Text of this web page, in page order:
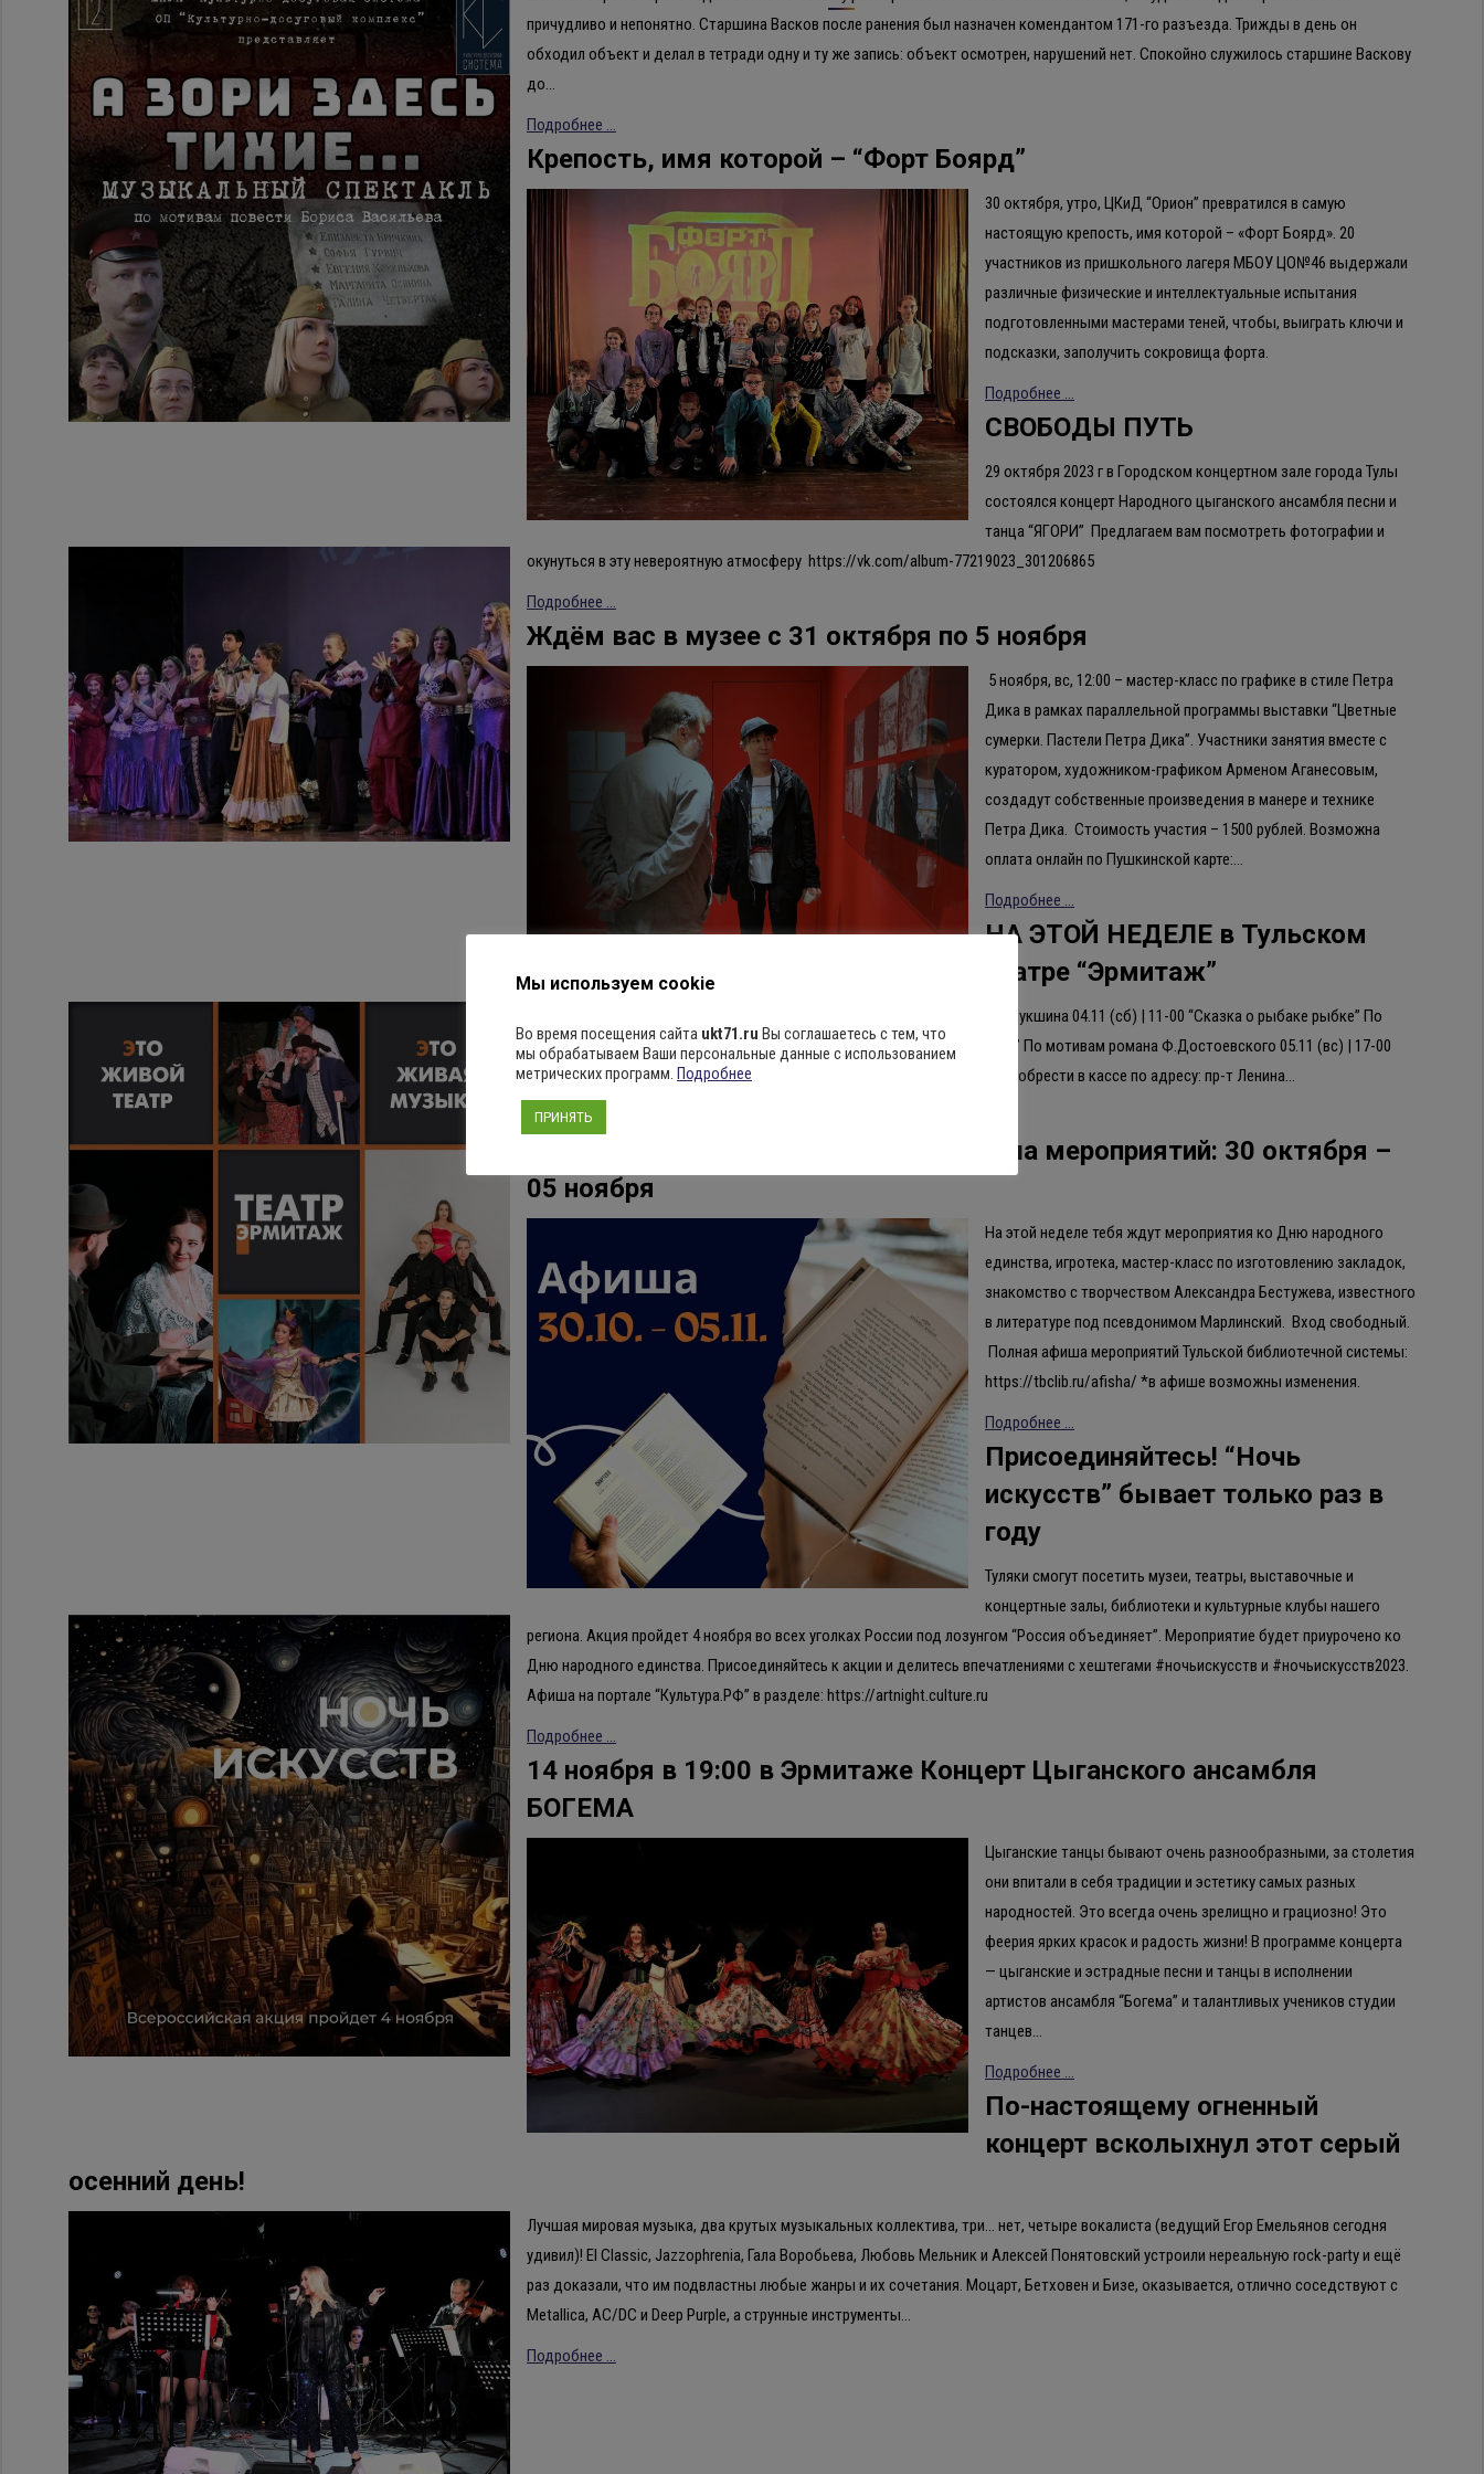
причудливо и непонятно. Старшина Васков после ранения был назначен комендантом 171-го разъезда. Трижды в день он
обходил объект и делал в тетради одну и ту же запись: объект осмотрен, нарушений нет. Спокойно служилось старшине Васкову
до…
Подробнее ...
Крепость, имя которой – “Форт Боярд”
30 октября, утро, ЦКиД “Орион” превратился в самую
настоящую крепость, имя которой – «Форт Боярд». 20
участников из пришкольного лагеря МБОУ ЦО№46 выдержали
различные физические и интеллектуальные испытания
подготовленными мастерами теней, чтобы, выиграть ключи и
подсказки, заполучить сокровища форта.
Подробнее ...
СВОБОДЫ ПУТЬ
29 октября 2023 г в Городском концертном зале города Тулы
состоялся концерт Народного цыганского ансамбля песни и
танца “ЯГОРИ” Предлагаем вам посмотреть фотографии и
окунуться в эту невероятную атмосферу https://vk.com/album-77219023_301206865
Подробнее ...
Ждём вас в музее с 31 октября по 5 ноября
5 ноября, вс, 12:00 – мастер-класс по графике в стиле Петра
Дика в рамках параллельной программы выставки “Цветные
сумерки. Пастели Петра Дика”. Участники занятия вместе с
куратором, художником-графиком Арменом Аганесовым,
создадут собственные произведения в манере и технике
Петра Дика. Стоимость участия – 1500 рублей. Возможна
оплата онлайн по Пушкинской карте:…
Подробнее ...
НА ЭТОЙ НЕДЕЛЕ в Тульском
театре “Эрмитаж”
02.11 (чт) | 19-00 “Бессовестные” Лирическая комедия по рассказам В.Шукшина 04.11 (сб) | 11-00 “Сказка о рыбаке рыбке” По
мотивам сказки А.Пушкина 04.11 (сб) | 19-00 “Преступление и наказание” По мотивам романа Ф.Достоевского 05.11 (вс) | 17-00
Кавер-группа JAZZOPHRENIA “Концерт-трибьют” Билеты вы можете приобрести в кассе по адресу: пр-т Ленина…
Подробнее ...
Тульская библиотечная система Афиша мероприятий: 30 октября –
05 ноября
На этой неделе тебя ждут мероприятия ко Дню народного
единства, игротека, мастер-класс по изготовлению закладок,
знакомство с творчеством Александра Бестужева, известного
в литературе под псевдонимом Марлинский. Вход свободный.
Полная афиша мероприятий Тульской библиотечной системы:
https://tbclib.ru/afisha/ *в афише возможны изменения.
Подробнее ...
Присоединяйтесь! “Ночь
искусств” бывает только раз в
году
Туляки смогут посетить музеи, театры, выставочные и
концертные залы, библиотеки и культурные клубы нашего
региона. Акция пройдет 4 ноября во всех уголках России под лозунгом “Россия объединяет”. Мероприятие будет приурочено ко
Дню народного единства. Присоединяйтесь к акции и делитесь впечатлениями с хештегами #ночьискусств и #ночьискусств2023.
Афиша на портале “Культура.РФ” в разделе: https://artnight.culture.ru
Подробнее ...
14 ноября в 19:00 в Эрмитаже Концерт Цыганского ансамбля
БОГЕМА
Цыганские танцы бывают очень разнообразными, за столетия
они впитали в себя традиции и эстетику самых разных
народностей. Это всегда очень зрелищно и грациозно! Это
феерия ярких красок и радость жизни! В программе концерта
— цыганские и эстрадные песни и танцы в исполнении
артистов ансамбля “Богема” и талантливых учеников студии
танцев…
Подробнее ...
По-настоящему огненный
концерт всколыхнул этот серый
осенний день!
Лучшая мировая музыка, два крутых музыкальных коллектива, три… нет, четыре вокалиста (ведущий Егор Емельянов сегодня
удивил)! El Classic, Jazzophrenia, Гала Воробьева, Любовь Мельник и Алексей Понятовский устроили нереальную rock-party и ещё
раз доказали, что им подвластны любые жанры и их сочетания. Моцарт, Бетховен и Бизе, оказывается, отлично соседствуют с
Metallica, AC/DC и Deep Purple, а струнные инструменты…
Подробнее ...
Мы используем cookie
Во время посещения сайта ukt71.ru Вы соглашаетесь с тем, что
мы обрабатываем Ваши персональные данные с использованием
метрических программ. Подробнее
ПРИНЯТЬ